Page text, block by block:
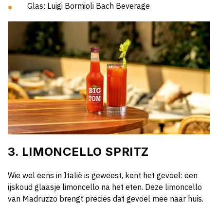
Glas: Luigi Bormioli Bach Beverage
3. LIMONCELLO SPRITZ
Wie wel eens in Italië is geweest, kent het gevoel: een
ijskoud glaasje limoncello na het eten. Deze limoncello
van Madruzzo brengt precies dat gevoel mee naar huis.